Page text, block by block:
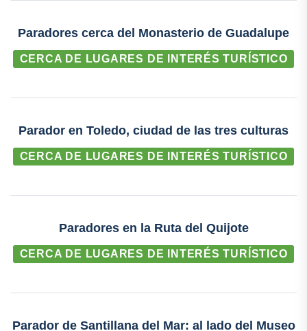
Paradores cerca del Monasterio de Guadalupe
CERCA DE LUGARES DE INTERÉS TURÍSTICO
Parador en Toledo, ciudad de las tres culturas
CERCA DE LUGARES DE INTERÉS TURÍSTICO
Paradores en la Ruta del Quijote
CERCA DE LUGARES DE INTERÉS TURÍSTICO
Parador de Santillana del Mar: al lado del Museo